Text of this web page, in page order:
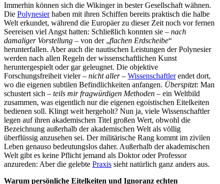
Immerhin können sich die Wikinger in bester Gesellschaft wähnen.
Die Polynesierhaben mit ihren Schiffen bereits praktisch die halbe
Welt erkundet, während die Europäer zu dieser Zeit noch vor fernen
Seereisen viel Angst hatten: Schließlich konnten sie – nach
damaliger Vorstellung – von der „flachen Erdscheibe“
herunterfallen. Aber auch die nautischen Leistungen der Polynesier
werden nach allen Regeln der wissenschaftlichen Kunst
heruntergespielt oder gar geleugnet. Die objektive
Forschungsfreiheit vieler – nicht aller– Wissenschaftlerendet dort,
wo die eigenen subtilen Befindlichkeiten anfangen. Überspitzt: Man
schustert sich – teils mir fragwürdigen Methoden – ein Weltbild
zusammen, was eigentlich nur die eigenen egoistischen Eitelkeiten
bedienen soll. Klingt weit hergeholt? Nun ja, viele Wissenschaftler
legen auf ihren akademischen Titel großen Wert, obwohl die
Bezeichnung außerhalb der akademischen Welt als völlig
überflüssig anzusehen sei. Der militärische Rang kommt im zivilen
Leben genauso bedeutungslos daher. Außerhalb der akademischen
Welt gibt es keine Pflicht jemand als Doktor oder Professor
anzureden: Aber die gelebte Praxis sieht natürlich ganz anders aus.
Warum persönliche Eitelkeiten und Ignoranz echten